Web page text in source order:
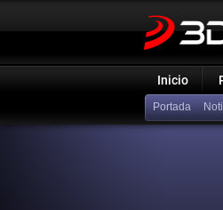
Inicio
Portada